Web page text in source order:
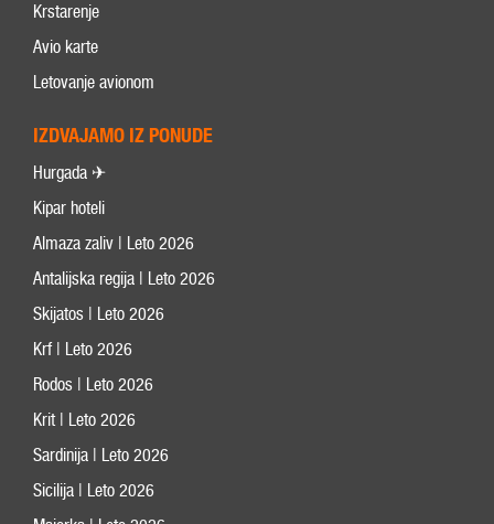
Krstarenje
Avio karte
Letovanje avionom
IZDVAJAMO IZ PONUDE
Hurgada ✈
Kipar hoteli
Almaza zaliv | Leto 2026
Antalijska regija | Leto 2026
Skijatos | Leto 2026
Krf | Leto 2026
Rodos | Leto 2026
Krit | Leto 2026
Sardinija | Leto 2026
Sicilija | Leto 2026